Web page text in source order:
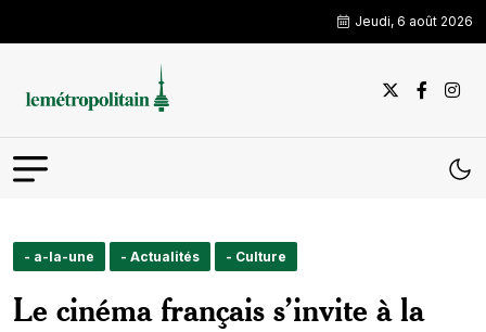
Jeudi, 6 août 2026
- a-la-une - Actualités - Culture
Le cinéma français s’invite à la